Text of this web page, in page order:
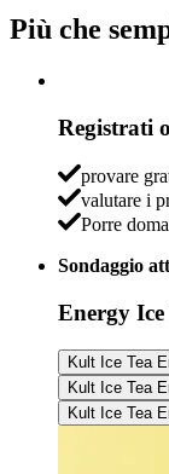
Più che
Registrati
provare
valutare i
Porre
Sondaggio
Energy
Kult Ice Tea
Kult Ice Tea
Kult Ice Tea